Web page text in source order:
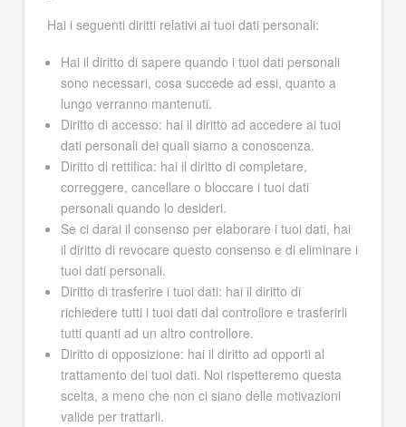
Hai i seguenti diritti relativi ai tuoi dati personali:
Hai il diritto di sapere quando i tuoi dati personali
sono necessari, cosa succede ad essi, quanto a
lungo verranno mantenuti.
Diritto di accesso: hai il diritto ad accedere ai tuoi
dati personali dei quali siamo a conoscenza.
Diritto di rettifica: hai il diritto di completare,
correggere, cancellare o bloccare i tuoi dati
personali quando lo desideri.
Se ci darai il consenso per elaborare i tuoi dati, hai
il diritto di revocare questo consenso e di eliminare i
tuoi dati personali.
Diritto di trasferire i tuoi dati: hai il diritto di
richiedere tutti i tuoi dati dal controllore e trasferirli
tutti quanti ad un altro controllore.
Diritto di opposizione: hai il diritto ad opporti al
trattamento dei tuoi dati. Noi rispetteremo questa
scelta, a meno che non ci siano delle motivazioni
valide per trattarli.